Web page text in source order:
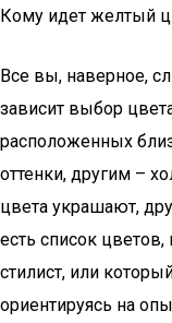
Кому идет желтый
Все вы, наверное,
зависит выбор
расположенных
оттенки, другим –
цвета украшают,
есть список
стилист, или
ориентируясь на